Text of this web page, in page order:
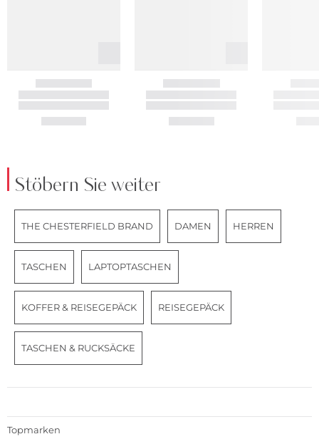
Stöbern Sie weiter
THE CHESTERFIELD BRAND DAMEN HERREN
TASCHEN LAPTOPTASCHEN
KOFFER & REISEGEPÄCK REISEGEPÄCK
TASCHEN & RUCKSÄCKE
Topmarken